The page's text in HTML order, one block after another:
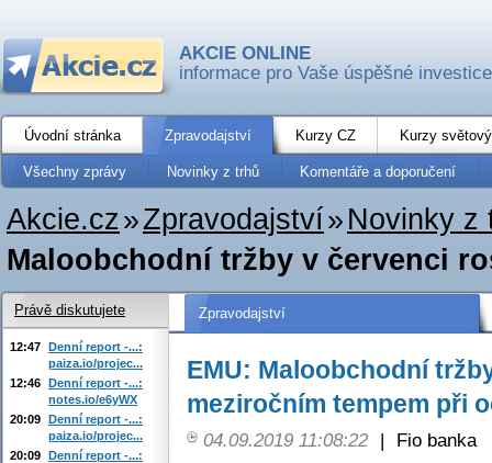
AKCIE ONLINE
informace pro Vaše úspěšné investice
Úvodní stránka Zpravodajství Kurzy CZ Kurzy
Všechny zprávy Novinky z trhů Komentáře a doporučení
Akcie.cz»Zpravodajství» Novinky z
Maloobchodní tržby v červenci
Zpravodajství
EMU: Maloobchodní
meziročním tempem při
04.09.2019 11:08:22 |
Fio banka
Právě diskutujete
12:47 Denní report -...:
paiza.io/projec...
12:46 Denní report -...:
notes.io/e6yWX
20:09 Denní report -...:
paiza.io/projec...
20:09 Denní report -...: